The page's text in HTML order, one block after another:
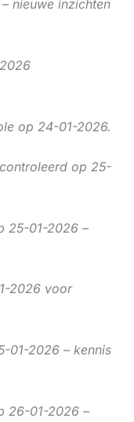
nieuwe inzichten
op 24-01-2026.
op 25-
25-01-2026 –
2026 voor
01-2026 – kennis
26-01-2026 –